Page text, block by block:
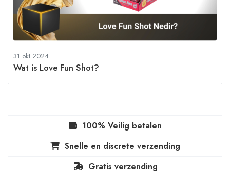
31 okt 2024
Wat is Love Fun Shot?
100% Veilig betalen
Snelle en discrete verzending
Gratis verzending